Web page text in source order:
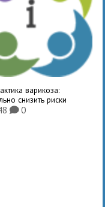
варикоза:
снизить риски
K0